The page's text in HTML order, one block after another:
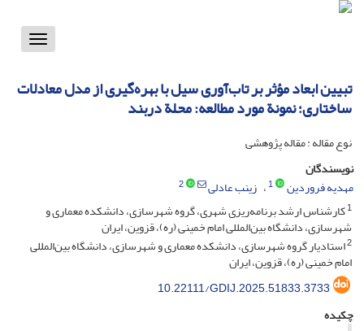
Toggle
تبیین ابعاد مؤثر بر تاب‌آوری سیل با بهره‌گیری از مدل معادلات
ساختاری؛ نمونة مورد مطالعه: محلة دربند
نوع مقاله : مقاله پژوهشی
نویسندگان
مهدیه فروردین
1 زینب عادلی
2
1کارشناس ارشد برنامه‌ریزی شهری، گروه شهرسازی، دانشکده معماری و
شهرسازی، دانشگاه بین‌المللی امام خمینی (ره)، قزوین، ایران
2استادیار گروه شهرسازی، دانشکده معماری و شهرسازی، دانشگاه بین‌المللی
امام خمینی (ره)، قزوین، ایران
10.22111/GDIJ.2025.51833.3733
چکیده